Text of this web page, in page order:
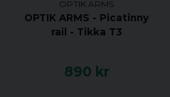
OPTIK ARMS
OPTIK ARMS - Picatinny
rail - Tikka T3
890 kr